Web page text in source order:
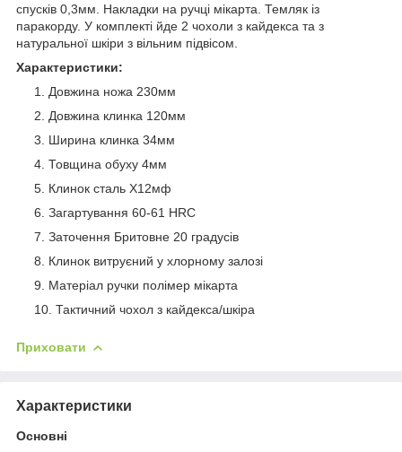
спусків 0,3мм. Накладки на ручці мікарта. Темляк із
паракорду. У комплекті йде 2 чохоли з кайдекса та з
натуральної шкіри з вільним підвісом.
Характеристики:
Довжина ножа 230мм
Довжина клинка 120мм
Ширина клинка 34мм
Товщина обуху 4мм
Клинок сталь Х12мф
Загартування 60-61 HRC
Заточення Бритовне 20 градусів
Клинок витруєний у хлорному залозі
Матеріал ручки полімер мікарта
Тактичний чохол з кайдекса/шкіра
Приховати
Характеристики
Основні